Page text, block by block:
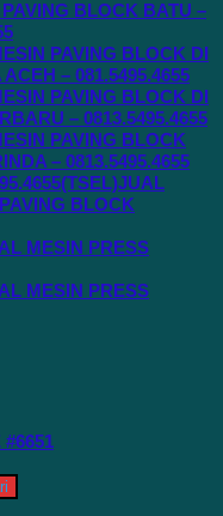
BLOCK BATU –
PAVING BLOCK DI
– 081.5495.4655
PAVING BLOCK DI
– 0813.5495.4655
PAVING BLOCK
– 0813.5495.4655
BLOCK
MESIN PRESS
MESIN PRESS